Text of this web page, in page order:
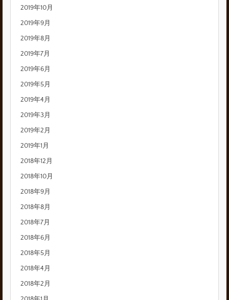
2019年10月
2019年9月
2019年8月
2019年7月
2019年6月
2019年5月
2019年4月
2019年3月
2019年2月
2019年1月
2018年12月
2018年10月
2018年9月
2018年8月
2018年7月
2018年6月
2018年5月
2018年4月
2018年2月